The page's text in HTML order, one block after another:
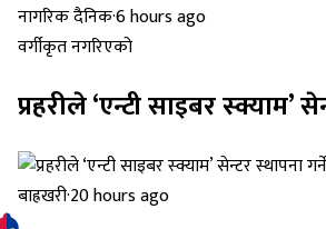
नागरिक दैनिक·6 hours ago
वर्गीकृत नगरिएको
प्रहरीले ‘एन्टी साइबर स्क्याम’
बाह्रखरी·20 hours ago